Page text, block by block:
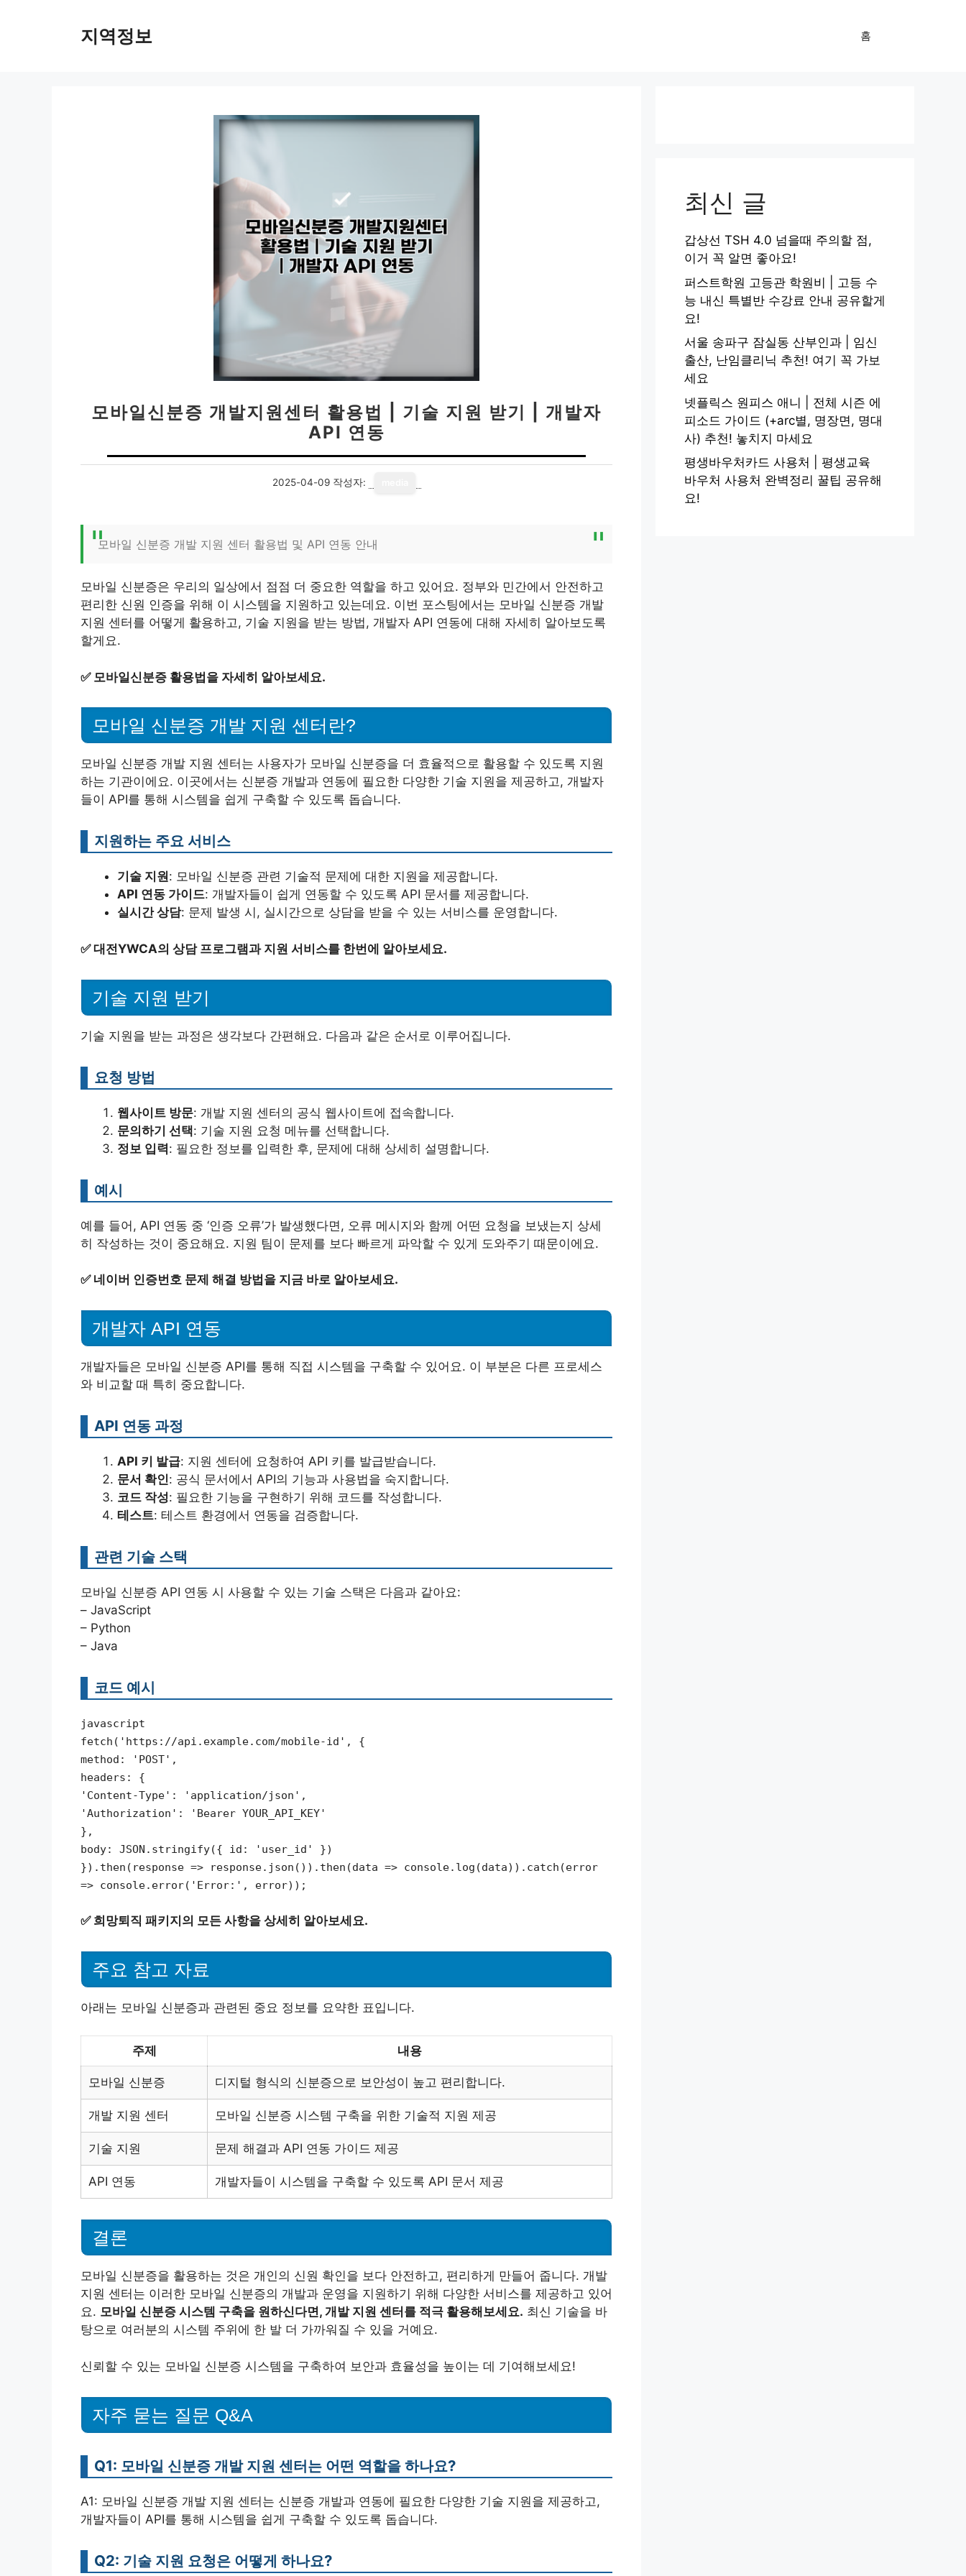
지역정보 홈
모바일신분증 개발지원센터 활용법 | 기술 지원 받기 | 개발자
API 연동
2025-04-09 작성자:
모바일 신분증 개발 지원 센터 활용법 및 API 연동 안내
모바일 신분증은 우리의 일상에서 점점 더 중요한 역할을 하고 있어요. 정부와 민간에서 안전하고
편리한 신원 인증을 위해 이 시스템을 지원하고 있는데요. 이번 포스팅에서는 모바일 신분증 개발
지원 센터를 어떻게 활용하고, 기술 지원을 받는 방법, 개발자 API 연동에 대해 자세히 알아보도록
할게요.
✅ 모바일신분증 활용법을 자세히 알아보세요.
모바일 신분증 개발 지원 센터란?
모바일 신분증 개발 지원 센터는 사용자가 모바일 신분증을 더 효율적으로 활용할 수 있도록 지원
하는 기관이에요. 이곳에서는 신분증 개발과 연동에 필요한 다양한 기술 지원을 제공하고, 개발자
들이 API를 통해 시스템을 쉽게 구축할 수 있도록 돕습니다.
지원하는 주요 서비스
기술 지원: 모바일 신분증 관련 기술적 문제에 대한 지원을 제공합니다.
API 연동 가이드: 개발자들이 쉽게 연동할 수 있도록 API 문서를 제공합니다.
실시간 상담: 문제 발생 시, 실시간으로 상담을 받을 수 있는 서비스를 운영합니다.
✅대전YWCA의 상담 프로그램과 지원 서비스를 한번에 알아보세요.
기술 지원 받기
기술 지원을 받는 과정은 생각보다 간편해요. 다음과 같은 순서로 이루어집니다.
요청 방법
웹사이트 방문: 개발 지원 센터의 공식 웹사이트에 접속합니다.
문의하기 선택: 기술 지원 요청 메뉴를 선택합니다.
정보 입력: 필요한 정보를 입력한 후, 문제에 대해 상세히 설명합니다.
예시
예를 들어, API 연동 중 ‘인증 오류’가 발생했다면, 오류 메시지와 함께 어떤 요청을 보냈는지 상세
히 작성하는 것이 중요해요. 지원 팀이 문제를 보다 빠르게 파악할 수 있게 도와주기 때문이에요.
✅ 네이버 인증번호 문제 해결 방법을 지금 바로 알아보세요.
개발자 API 연동
개발자들은 모바일 신분증 API를 통해 직접 시스템을 구축할 수 있어요. 이 부분은 다른 프로세스
와 비교할 때 특히 중요합니다.
API 연동 과정
API 키 발급: 지원 센터에 요청하여 API 키를 발급받습니다.
문서 확인: 공식 문서에서 API의 기능과 사용법을 숙지합니다.
코드 작성: 필요한 기능을 구현하기 위해 코드를 작성합니다.
테스트: 테스트 환경에서 연동을 검증합니다.
관련 기술 스택
모바일 신분증 API 연동 시 사용할 수 있는 기술 스택은 다음과 같아요:
– JavaScript
– Python
– Java
코드 예시
javascript
fetch('https://api.example.com/mobile-id', {
method: 'POST',
headers: {
'Content-Type': 'application/json',
'Authorization': 'Bearer YOUR_API_KEY'
},
body: JSON.stringify({ id: 'user_id' })
}).then(response => response.json()).then(data => console.log(data)).catch(error
=> console.error('Error:', error));
✅ 희망퇴직 패키지의 모든 사항을 상세히 알아보세요.
주요 참고 자료
아래는 모바일 신분증과 관련된 중요 정보를 요약한 표입니다.
주제 내용
모바일 신분증 디지털 형식의 신분증으로 보안성이 높고 편리합니다.
개발 지원 센터 모바일 신분증 시스템 구축을 위한 기술적 지원 제공
기술 지원 문제 해결과 API 연동 가이드 제공
API 연동 개발자들이 시스템을 구축할 수 있도록 API 문서 제공
결론
모바일 신분증을 활용하는 것은 개인의 신원 확인을 보다 안전하고, 편리하게 만들어 줍니다. 개발
지원 센터는 이러한 모바일 신분증의 개발과 운영을 지원하기 위해 다양한 서비스를 제공하고 있어
요. 모바일 신분증 시스템 구축을 원하신다면, 개발 지원 센터를 적극 활용해보세요. 최신 기술을 바
탕으로 여러분의 시스템 주위에 한 발 더 가까워질 수 있을 거예요.
신뢰할 수 있는 모바일 신분증 시스템을 구축하여 보안과 효율성을 높이는 데 기여해보세요!
자주 묻는 질문 Q&A
Q1: 모바일 신분증 개발 지원 센터는 어떤 역할을 하나요?
A1: 모바일 신분증 개발 지원 센터는 신분증 개발과 연동에 필요한 다양한 기술 지원을 제공하고,
개발자들이 API를 통해 시스템을 쉽게 구축할 수 있도록 돕습니다.
Q2: 기술 지원 요청은 어떻게 하나요?
최신 글
갑상선 TSH 4.0 넘을때 주의할 점,
이거 꼭 알면 좋아요!
퍼스트학원 고등관 학원비 | 고등 수
능 내신 특별반 수강료 안내 공유할게
요!
서울 송파구 잠실동 산부인과 | 임신
출산, 난임클리닉 추천! 여기 꼭 가보
세요
넷플릭스 원피스 애니 | 전체 시즌 에
피소드 가이드 (+arc별, 명장면, 명대
사) 추천! 놓치지 마세요
평생바우처카드 사용처 | 평생교육
바우처 사용처 완벽정리 꿀팁 공유해
요!